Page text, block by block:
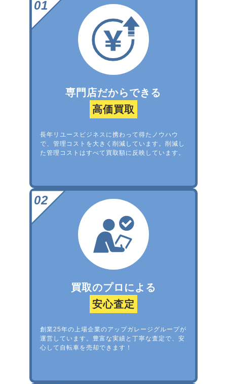
専門店だからできる
高価買取
長年リユースビジネスに携わって得たノウハウ
で、管理コストを大きく削減しています。削減し
た管理コストはすべて買取額に反映しています。
買取のプロによる
安心査定
創業25年の上場企業のアップガレージグループが
運営しています。豊富な実績と丁寧な査定で、安
心して自転車を売却できます！